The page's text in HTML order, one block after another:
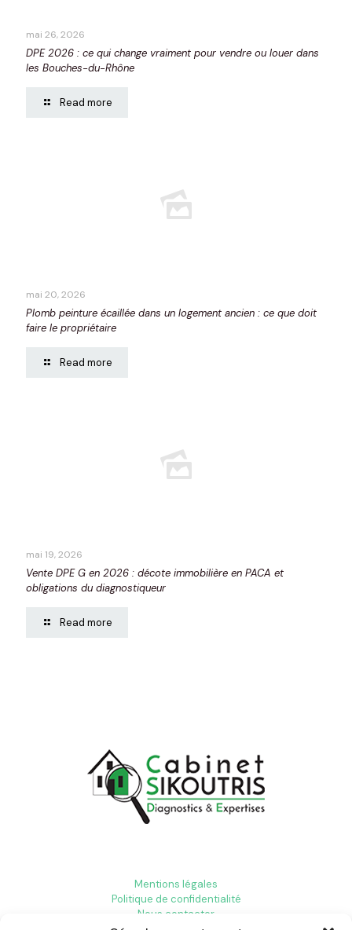
mai 26, 2026
DPE 2026 : ce qui change vraiment pour vendre ou louer dans
les Bouches-du-Rhône
Read more
mai 20, 2026
Plomb peinture écaillée dans un logement ancien : ce que doit
faire le propriétaire
Read more
mai 19, 2026
Vente DPE G en 2026 : décote immobilière en PACA et
obligations du diagnostiqueur
Read more
Mentions légales
Politique de confidentialité
Nous contacter